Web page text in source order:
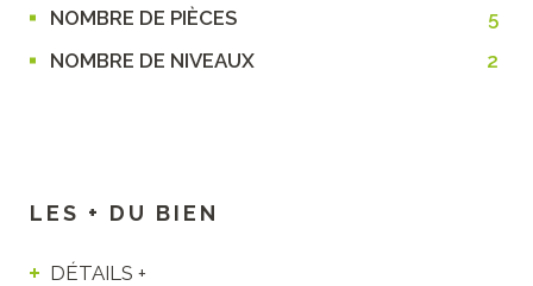
NOMBRE DE PIÈCES
5
NOMBRE DE NIVEAUX
2
LES + DU BIEN
DÉTAILS +